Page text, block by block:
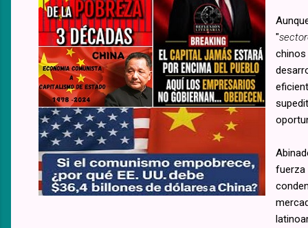
"
chinos
fuerza